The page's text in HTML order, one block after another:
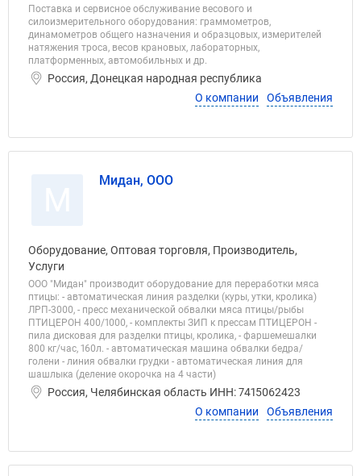
Поставка и сервисное обслуживание весового и
силоизмерительного оборудования: граммометров,
динамометров общего назначения и образцовых, измерителей
натяжения троса, весов крановых, лабораторных,
платформенных, автомобильных и др.
Россия, Донецкая народная республика
О компании
Объявления
Мидан, ООО
Оборудование, Оптовая торговля, Производитель,
Услуги
ООО "Мидан" производит оборудование для переработки мяса
птицы: - автоматическая линия разделки (куры, утки, кролика)
ЛРП-3000, - пресс механической обвалки мяса птицы/рыбы
ПТИЦЕРОН 400/1000, - комплекты ЗИП к прессам ПТИЦЕРОН -
пила дисковая для разделки птицы, кролика, - фаршемешалки
800 кг/час, 160л. - автоматическая машина обвалки бедра/
голени - линия обвалки грудки - автоматическая линия для
шашлыка (деление окорочка на 4 части)
Россия, Челябинская область ИНН: 7415062423
О компании
Объявления